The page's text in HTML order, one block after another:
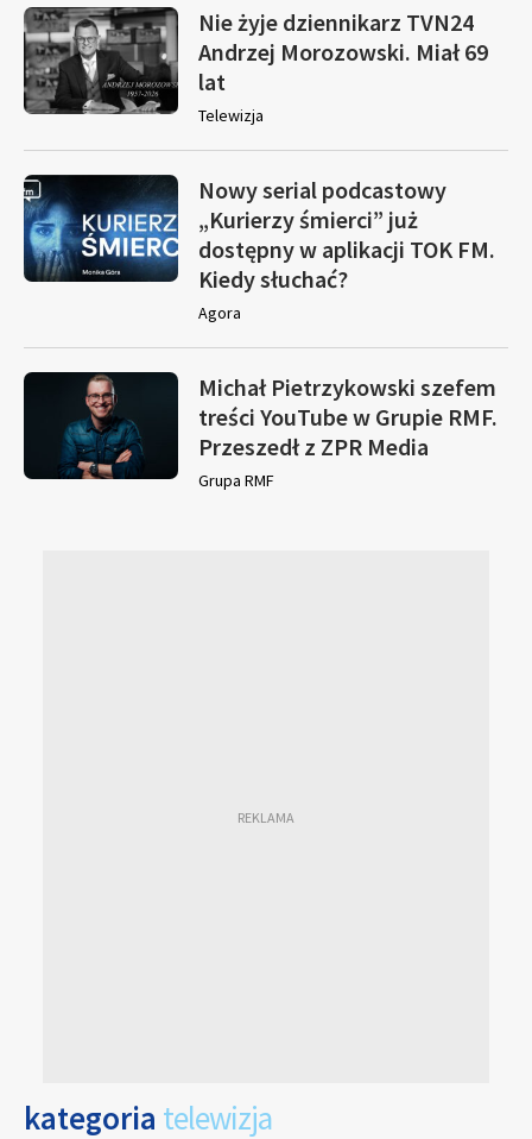
Nie żyje dziennikarz TVN24
Andrzej Morozowski. Miał 69
lat
Telewizja
Nowy serial podcastowy
„Kurierzy śmierci” już
dostępny w aplikacji TOK FM.
Kiedy słuchać?
Agora
Michał Pietrzykowski szefem
treści YouTube w Grupie RMF.
Przeszedł z ZPR Media
Grupa RMF
kategoria telewizja